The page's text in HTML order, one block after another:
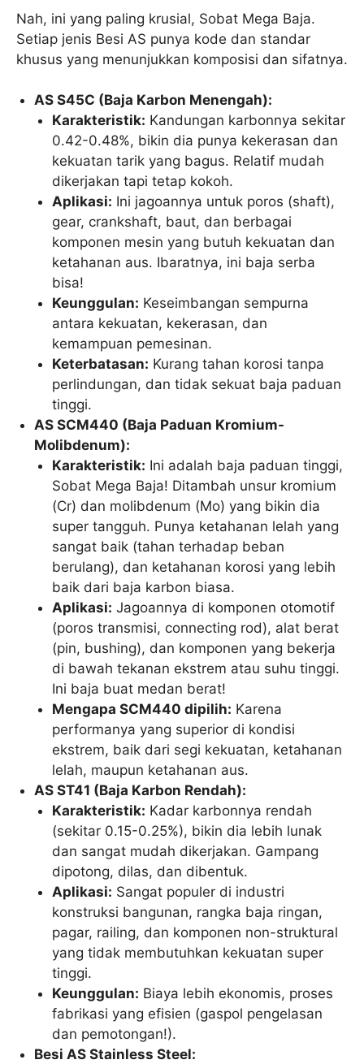
Nah, ini yang paling krusial, Sobat Mega Baja.
Setiap jenis Besi AS punya kode dan standar
khusus yang menunjukkan komposisi dan sifatnya.
AS S45C (Baja Karbon Menengah):
Karakteristik: Kandungan karbonnya sekitar
0.42-0.48%, bikin dia punya kekerasan dan
kekuatan tarik yang bagus. Relatif mudah
dikerjakan tapi tetap kokoh.
Aplikasi: Ini jagoannya untuk poros (shaft),
gear, crankshaft, baut, dan berbagai
komponen mesin yang butuh kekuatan dan
ketahanan aus. Ibaratnya, ini baja serba
bisa!
Keunggulan: Keseimbangan sempurna
antara kekuatan, kekerasan, dan
kemampuan pemesinan.
Keterbatasan: Kurang tahan korosi tanpa
perlindungan, dan tidak sekuat baja paduan
tinggi.
AS SCM440 (Baja Paduan Kromium-
Molibdenum):
Karakteristik: Ini adalah baja paduan tinggi,
Sobat Mega Baja! Ditambah unsur kromium
(Cr) dan molibdenum (Mo) yang bikin dia
super tangguh. Punya ketahanan lelah yang
sangat baik (tahan terhadap beban
berulang), dan ketahanan korosi yang lebih
baik dari baja karbon biasa.
Aplikasi: Jagoannya di komponen otomotif
(poros transmisi, connecting rod), alat berat
(pin, bushing), dan komponen yang bekerja
di bawah tekanan ekstrem atau suhu tinggi.
Ini baja buat medan berat!
Mengapa SCM440 dipilih: Karena
performanya yang superior di kondisi
ekstrem, baik dari segi kekuatan, ketahanan
lelah, maupun ketahanan aus.
AS ST41 (Baja Karbon Rendah):
Karakteristik: Kadar karbonnya rendah
(sekitar 0.15-0.25%), bikin dia lebih lunak
dan sangat mudah dikerjakan. Gampang
dipotong, dilas, dan dibentuk.
Aplikasi: Sangat populer di industri
konstruksi bangunan, rangka baja ringan,
pagar, railing, dan komponen non-struktural
yang tidak membutuhkan kekuatan super
tinggi.
Keunggulan: Biaya lebih ekonomis, proses
fabrikasi yang efisien (gaspol pengelasan
dan pemotongan!).
Besi AS Stainless Steel: